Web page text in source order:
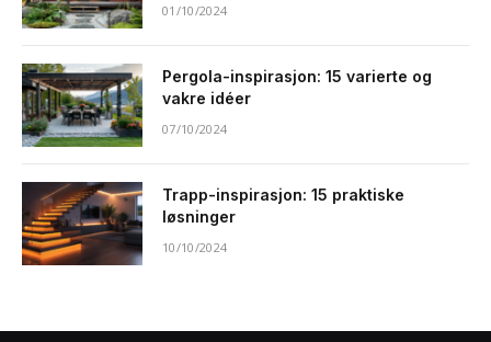
01/10/2024
Pergola-inspirasjon: 15 varierte og
vakre idéer
07/10/2024
Trapp-inspirasjon: 15 praktiske
løsninger
10/10/2024